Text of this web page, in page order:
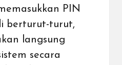
PIN
berturut-turut,
langsung
secara